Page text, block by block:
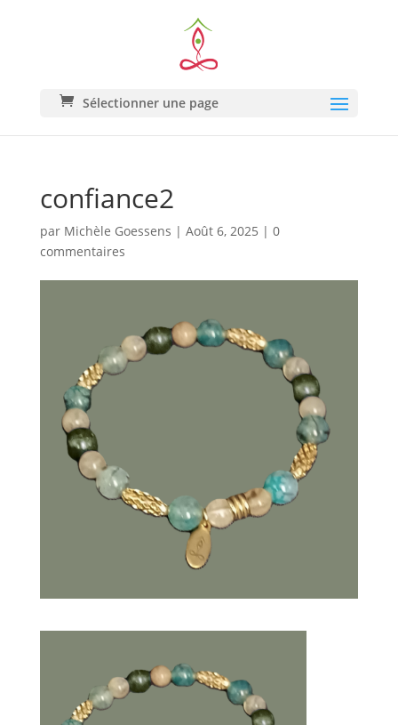
Sélectionner une page
confiance2
par Michèle Goessens | Août 6, 2025 | 0
commentaires